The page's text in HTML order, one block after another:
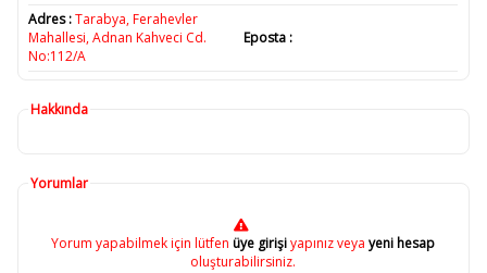
Adres :Tarabya, Ferahevler
Mahallesi, Adnan Kahveci Cd.
No:112/A
Eposta :
Hakkında
Yorumlar
Yorum yapabilmek için lütfen üye girişiyapınız veya yeni hesap
oluşturabilirsiniz.